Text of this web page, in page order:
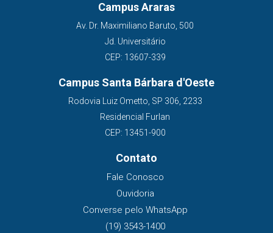
Campus Araras
Av. Dr. Maximiliano Baruto, 500
Jd. Universitário
CEP: 13607-339
Campus Santa Bárbara d'Oeste
Rodovia Luiz Ometto, SP 306, 2233
Residencial Furlan
CEP: 13451-900
Contato
Fale Conosco
Ouvidoria
Converse pelo WhatsApp
(19) 3543-1400